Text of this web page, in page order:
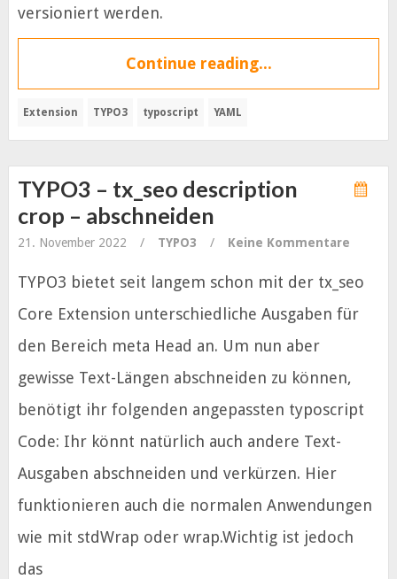
versioniert werden.
Continue reading...
Extension TYPO3 typoscript YAML
TYPO3 – tx_seo description
crop – abschneiden
21. November 2022 / TYPO3 / Keine Kommentare
TYPO3 bietet seit langem schon mit der tx_seo
Core Extension unterschiedliche Ausgaben für
den Bereich meta Head an. Um nun aber
gewisse Text-Längen abschneiden zu können,
benötigt ihr folgenden angepassten typoscript
Code: Ihr könnt natürlich auch andere Text-
Ausgaben abschneiden und verkürzen. Hier
funktionieren auch die normalen Anwendungen
wie mit stdWrap oder wrap.Wichtig ist jedoch
das